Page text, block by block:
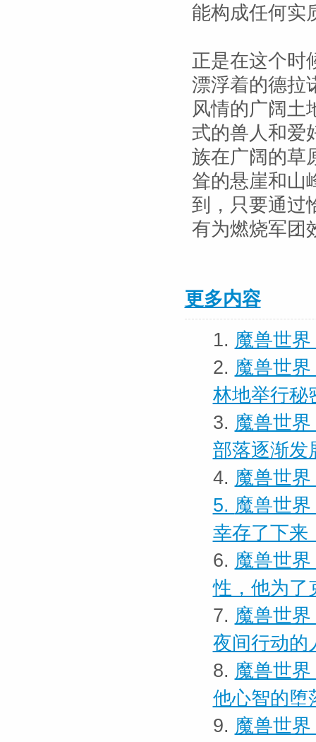
能构成任何实
正是在这个时
漂浮着的德拉
风情的广阔土
式的兽人和爱
族在广阔的草
耸的悬崖和山
到，只要通过
有为燃烧军团
更多内容
1. 魔兽世
2. 魔兽世
林地举行秘
3. 魔兽世
部落逐渐发
4. 魔兽世
5. 魔兽世
幸存了下来
6. 魔兽世
性，他为了
7. 魔兽世
夜间行动的
8. 魔兽世
他心智的堕
9. 魔兽世